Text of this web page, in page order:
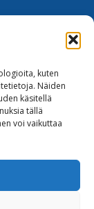
kuten
Näiden
käsitellä
tällä
voi vaikuttaa
Instagram
Tilaa uutiskirje
evästeistä